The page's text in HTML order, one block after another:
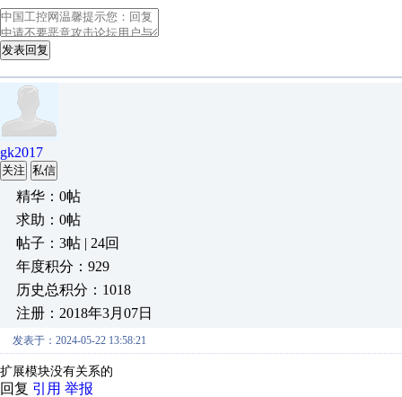
发表回复
gk2017
关注 私信
精华：0帖
求助：0帖
帖子：3帖 | 24回
年度积分：929
历史总积分：1018
注册：2018年3月07日
发表于：2024-05-22 13:58:21
扩展模块没有关系的
回复 引用 举报